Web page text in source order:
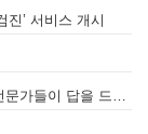
’ 서비스 개시
WALL 복잡한 홍콩 세무 회계, 글로벌 스탠다드의 전문가들이 답을 드립니다! - 법인설립, 회계, 감사